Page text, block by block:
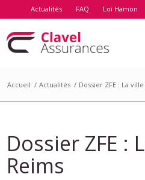
Actualités FAQ Loi Hamon
Accueil / Actualités / Dossier ZFE : La
Dossier ZFE :
Reims